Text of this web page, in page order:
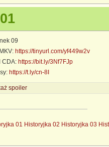
09
https://tinyurl.com/yf449w2v
CDA: https://bit.ly/3Nf7FJp
https://t.ly/cn-8I
spoiler
01 Historyjka 02 Historyjka 03